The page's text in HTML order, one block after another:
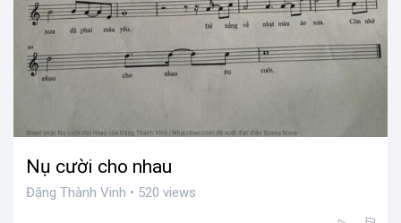
Nụ cười cho nhau
Đặng Thành Vinh • 520 views